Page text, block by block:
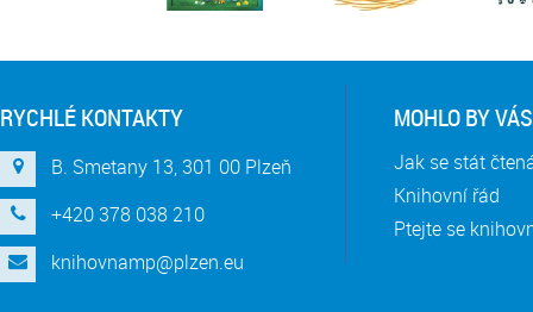
RYCHLÉ KONTAKTY
B. Smetany 13, 301 00 Plzeň
+420 378 038 210
knihovnamp@plzen.eu
MOHLO BY
Jak se stát
Knihovní řád
Ptejte se